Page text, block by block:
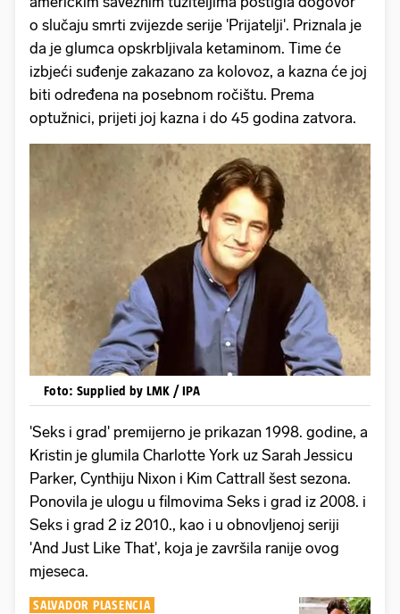
o slučaju smrti zvijezde serije 'Prijatelji'. Priznala je
da je glumca opskrbljivala ketaminom. Time će
izbjeći suđenje zakazano za kolovoz, a kazna će joj
biti određena na posebnom ročištu. Prema
optužnici, prijeti joj kazna i do 45 godina zatvora.
Foto: Supplied by LMK / IPA
'Seks i grad' premijerno je prikazan 1998. godine, a
Kristin je glumila Charlotte York uz Sarah Jessicu
Parker, Cynthiju Nixon i Kim Cattrall šest sezona.
Ponovila je ulogu u filmovima Seks i grad iz 2008. i
Seks i grad 2 iz 2010., kao i u obnovljenoj seriji
'And Just Like That', koja je završila ranije ovog
mjeseca.
SALVADOR PLASENCIA